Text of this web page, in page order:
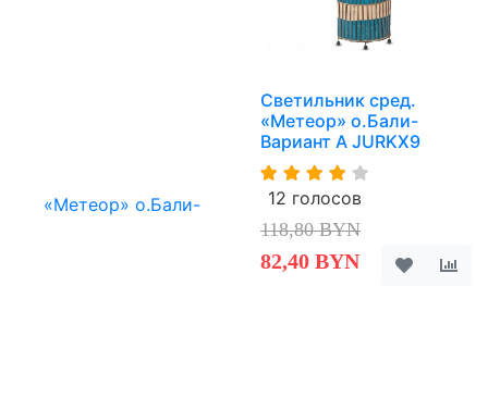
Светильник сред.
«Метеор» о.Бали-
Вариант A JURKX9
12 голосов
118,80 BYN
82,40 BYN